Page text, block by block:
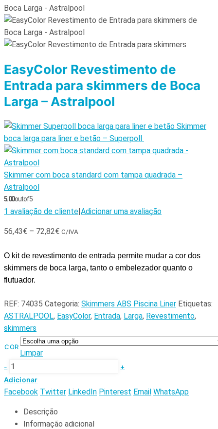
EasyColor Revestimento de
Entrada para skimmers de Boca
Larga – Astralpool
Skimmer
boca larga para liner e betão – Superpoll
Skimmer com boca standard com tampa quadrada –
Astralpool
5.00out of 5
1 avaliação de cliente|Adicionar uma avaliação
56,43€ – 72,82€ C/IVA
O kit de revestimento de entrada permite mudar a cor dos
skimmers de boca larga, tanto o embelezador quanto o
flutuador.
REF: 74035 Categoria: Skimmers ABS Piscina Liner Etiquetas:
ASTRALPOOL, EasyColor, Entrada, Larga, Revestimento,
skimmers
COR
Limpar
-
+
Adicionar
Facebook Twitter LinkedIn Pinterest Email WhatsApp
Descrição
Informação adicional